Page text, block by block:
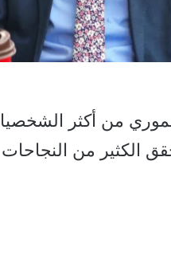
من أكثر
الكثير من